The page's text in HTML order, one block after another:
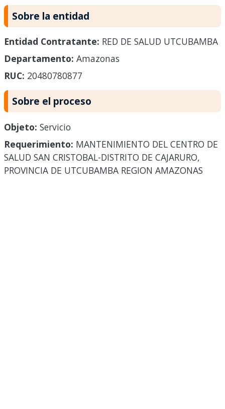
Sobre la entidad
Entidad Contratante: RED DE SALUD UTCUBAMBA
Departamento: Amazonas
RUC: 20480780877
Sobre el proceso
Objeto: Servicio
Requerimiento: MANTENIMIENTO DEL CENTRO DE
SALUD SAN CRISTOBAL-DISTRITO DE CAJARURO,
PROVINCIA DE UTCUBAMBA REGION AMAZONAS